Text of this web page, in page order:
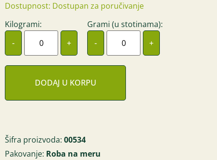
Dostupnost: Dostupan za poručivanje
Kilogrami:
-
+
Grami (u stotinama):
-
+
DODAJ U KORPU
Šifra proizvoda: 00534
Pakovanje: Roba na meru